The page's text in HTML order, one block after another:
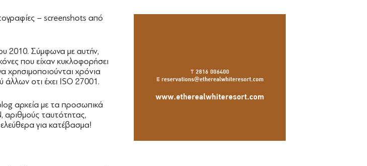
– screenshots από
2010. Σύμφωνα με αυτήν,
που είχαν κυκλοφορήσει
χρησιμοποιούνται χρόνια
άλλων οτι έχει ISO 27001.
αρχεία με τα προσωπικά
αριθμούς ταυτότητας,
για κατέβασμα!